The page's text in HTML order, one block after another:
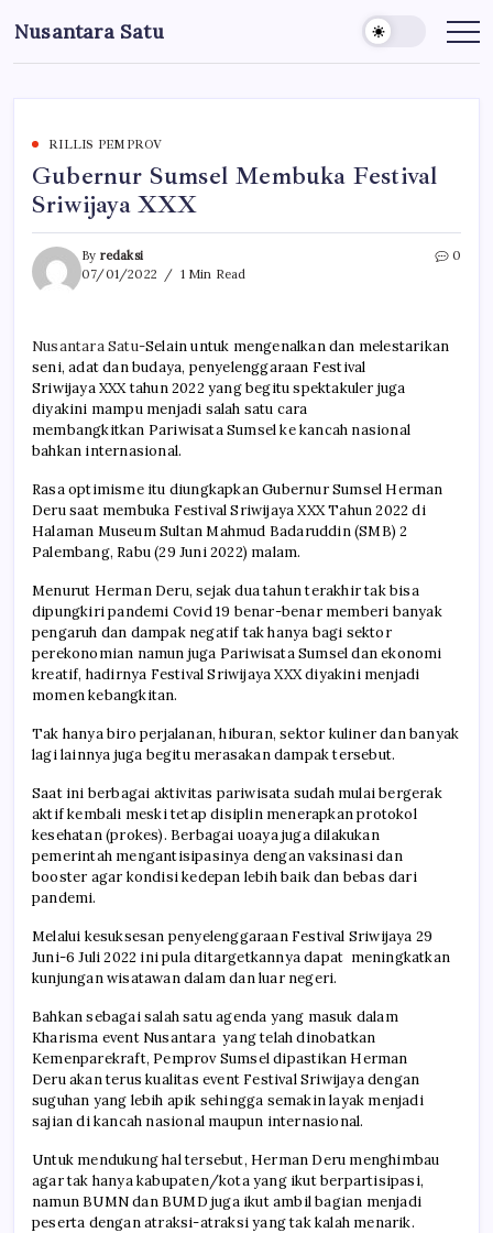
to
content
Nusantara Satu
Berita
Nusantara
RILLIS PEMPROV
Gubernur Sumsel Membuka Festival
Sriwijaya XXX
By redaksi
07/01/2022
1 Min Read
0
Nusantara Satu-Selain untuk mengenalkan dan melestarikan
seni, adat dan budaya, penyelenggaraan Festival
SriwijayaXXX tahun 2022 yang begitu spektakuler juga
diyakini mampu menjadi salah satu cara
membangkitkan Pariwisata Sumselke kancah nasional
bahkan internasional.
Rasa optimisme itu diungkapkan Gubernur Sumsel Herman
Derusaat membuka Festival SriwijayaXXX Tahun 2022 di
Halaman Museum Sultan Mahmud Badaruddin (SMB) 2
Palembang, Rabu (29 Juni 2022) malam.
Menurut Herman Deru, sejak dua tahun terakhir tak bisa
dipungkiri pandemi Covid 19 benar-benar memberi banyak
pengaruh dan dampak negatif tak hanya bagi sektor
perekonomian namun juga Pariwisata Sumseldan ekonomi
kreatif, hadirnya Festival SriwijayaXXX diyakini menjadi
momen kebangkitan.
Tak hanya biro perjalanan, hiburan, sektor kuliner dan banyak
lagi lainnya juga begitu merasakan dampak tersebut.
Saat ini berbagai aktivitas pariwisata sudah mulai bergerak
aktif kembali meski tetap disiplin menerapkan protokol
kesehatan (prokes). Berbagai uoaya juga dilakukan
pemerintah mengantisipasinya dengan vaksinasi dan
booster agar kondisi kedepan lebih baik dan bebas dari
pandemi.
Melalui kesuksesan penyelenggaraan Festival Sriwijaya 29
Juni-6 Juli 2022 ini pula ditargetkannya dapat meningkatkan
kunjungan wisatawan dalam dan luar negeri.
Bahkan sebagai salah satu agenda yang masuk dalam
Kharisma event Nusantara yang telah dinobatkan
Kemenparekraft, Pemprov Sumsel dipastikan Herman
Deruakan terus kualitas event Festival Sriwijayadengan
suguhan yang lebih apik sehingga semakin layak menjadi
sajian di kancah nasional maupun internasional.
Untuk mendukung hal tersebut, Herman Deru menghimbau
agar tak hanya kabupaten/kota yang ikut berpartisipasi,
namun BUMN dan BUMD juga ikut ambil bagian menjadi
peserta dengan atraksi-atraksi yang tak kalah menarik.